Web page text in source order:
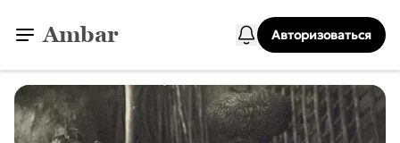
Ambar Авторизоваться